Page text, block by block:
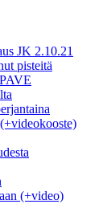
JK 2.10.21
pisteitä
(+video)